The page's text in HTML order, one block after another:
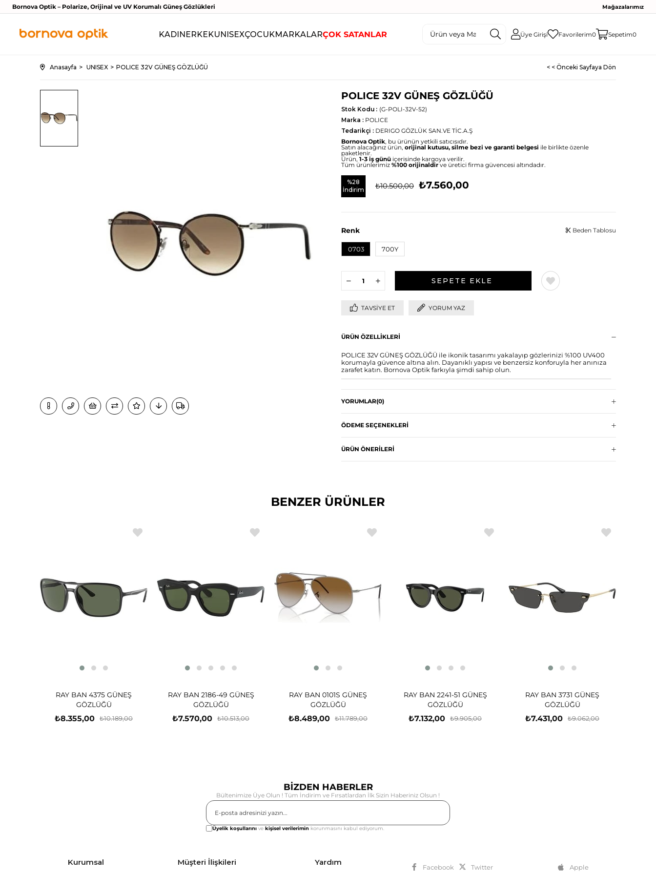
Bornova Optik – Polarize, Orijinal ve UV Korumalı Güneş Gözlükleri Mağazalarımız
KADINERKEKUNISEXÇOCUKMARKALARÇOK SATANLAR Üye Girişi Favorilerim0 Sepetim0
Anasayfa UNISEX POLICE 32V GÜNEŞ GÖZLÜĞÜ < < Önceki Sayfaya Dön
POLICE 32V GÜNEŞ GÖZLÜĞÜ
(G-POLI-32V-52)
Stok Kodu
Marka : POLICE
Tedarikçi : DERIGO GÖZLÜK SAN.VE TİC.A.Ş
Bornova Optik, bu ürünün yetkili satıcısıdır.
Satın alacağınız ürün, orijinal kutusu, silme bezi ve garanti belgesi ile birlikte özenle
paketlenir.
Ürün, 1-3 iş günü içerisinde kargoya verilir.
Tüm ürünlerimiz %100 orijinaldirve üretici firma güvencesi altındadır.
%28
İndirim
₺10.500,00 ₺7.560,00
Renk
0703 700Y
Beden Tablosu
TAVSIYE ET YORUM YAZ
ÜRÜN ÖZELLIKLERI
POLICE 32V GÜNEŞ GÖZLÜĞÜ ile ikonik tasarımı yakalayıp gözlerinizi %100 UV400
korumayla güvence altına alın. Dayanıklı yapısı ve benzersiz konforuyla her anınıza
zarafet katın. Bornova Optik farkıyla şimdi sahip olun.
YORUMLAR(0)
ÖDEME SEÇENEKLERI
ÜRÜN ÖNERILERI
BENZER ÜRÜNLER
RAY BAN 4375 GÜNEŞ
GÖZLÜĞÜ
₺8.355,00 ₺10.189,00
RAY BAN 2186-49 GÜNEŞ
GÖZLÜĞÜ
₺7.570,00 ₺10.513,00
RAY BAN 0101S GÜNEŞ
GÖZLÜĞÜ
₺8.489,00 ₺11.789,00
RAY BAN 2241-51 GÜNEŞ
GÖZLÜĞÜ
₺7.132,00 ₺9.905,00
RAY BAN 3731 GÜNEŞ
GÖZLÜĞÜ
₺7.431,00 ₺9.062,00
BİZDEN HABERLER
Bültenimize Üye Olun ! Tüm İndirim ve Fırsatlardan İlk Sizin Haberiniz Olsun !
Üyelik koşullarını ve kişisel verilerimin korunmasını kabul ediyorum.
Kurumsal Müşteri İlişkileri Yardım
Facebook Twitter Apple